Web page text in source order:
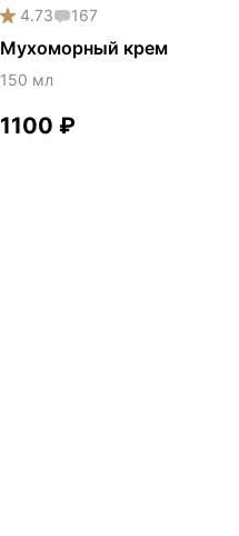
4.73 167
Мухоморный крем
150 мл
1100 ₽